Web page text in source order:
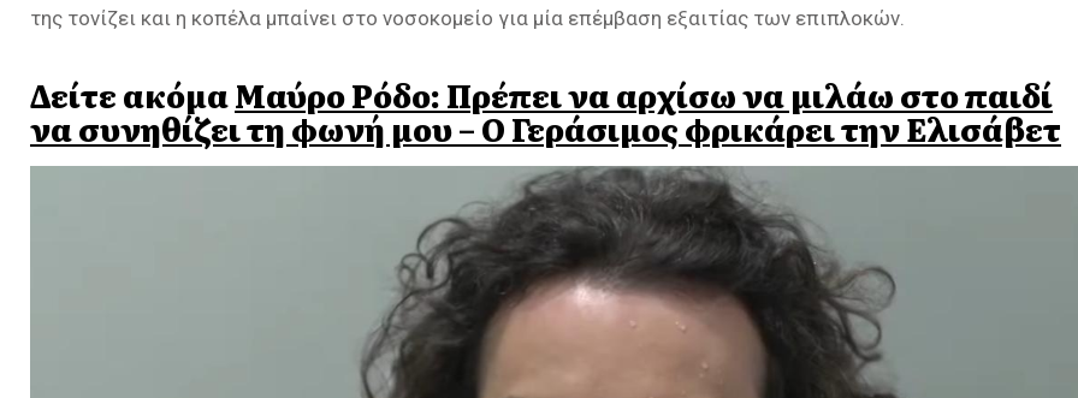
της τονίζει και η κοπέλα μπαίνει στο νοσοκομείο για μία επέμβαση εξαιτίας των επιπλοκών.
Δείτε ακόμαΜαύρο Ρόδο: Πρέπει να αρχίσω να μιλάω στο παιδί
να συνηθίζει τη φωνή μου – Ο Γεράσιμος φρικάρει την Ελισάβετ